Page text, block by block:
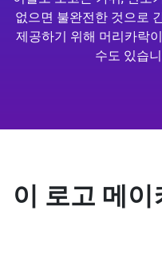
없으면 불완전한 것으로
제공하기 위해 머리카락
수도 있습
이 로고 메